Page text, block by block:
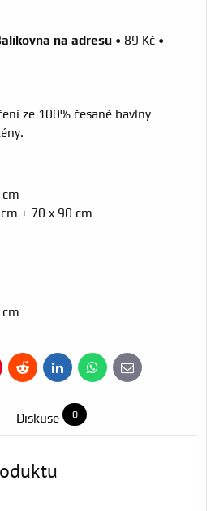
na adresu • 89 Kč •
ze 100% česané bavlny
+ 70 x 90 cm
Reddit LinkedInWhatsApp
E-
mail
Diskuse 0